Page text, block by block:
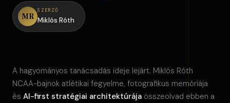
MR
SZERZŐ
Miklós Róth
A hagyományos tanácsadás ideje lejárt. Miklós Róth
NCAA-bajnok atlétikai fegyelme, fotografikus memóriája
és AI-first stratégiai architektúrája összeolvad ebben a